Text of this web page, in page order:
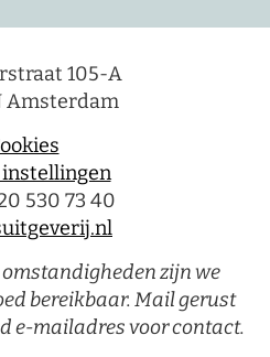
105-A
Amsterdam
instellingen
530 73 40
zijn we
bereikbaar. Mail gerust
e-mailadres voor contact.